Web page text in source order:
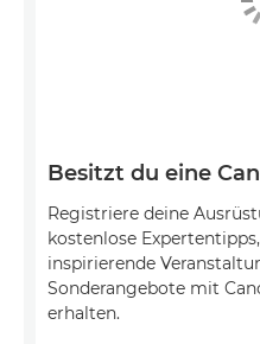
Besitzt du eine
Registriere deine
kostenlose
inspirierende
Sonderangebote mit
erhalten.